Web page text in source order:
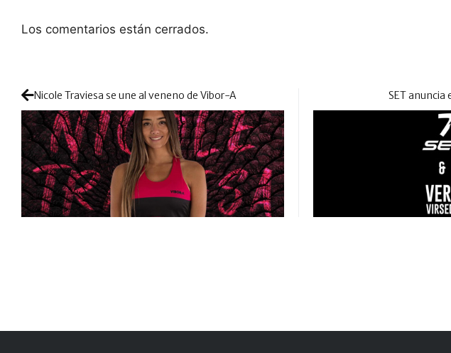
Los comentarios están cerrados.
Nicole Traviesa se une al veneno de Vibor-A SET anuncia